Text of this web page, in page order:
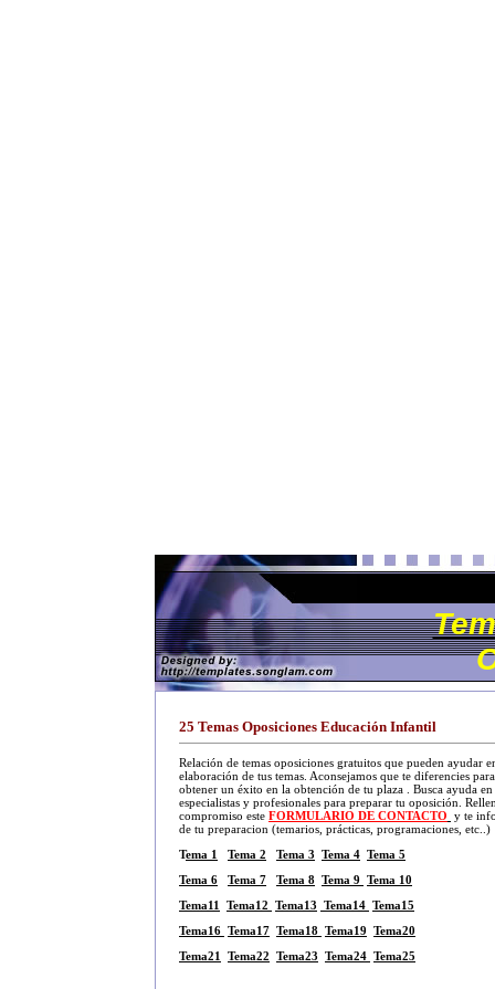
25 Temas Oposiciones Educación Infantil
Relación de temas oposiciones gratuitos que pueden ayudar
elaboración de tus temas. Aconsejamos que te diferencies para
obtener un éxito en la obtención de tu plaza . Busca ayuda en
especialistas y profesionales para preparar tu oposición.
compromiso este FORMULARIO DE CONTACTO y te
de tu preparacion (temarios, prácticas, programaciones, etc..)
Tema 1 Tema 2 Tema 3 Tema 4 Tema 5
Tema 6
Tema 7 Tema 8 Tema 9 Tema 10
Tema11
Tema12 Tema13 Tema14 Tema15
Tema16 Tema17 Tema18 Tema19 Tema20
Tema21
Tema22 Tema23 Tema24 Tema25